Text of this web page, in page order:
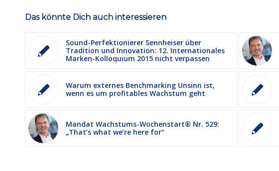
Das könnte Dich auch interessieren
Sound-Perfektionierer Sennheiser über
Tradition und Innovation: 12. Internationales
Marken-Kolloquium 2015 nicht verpassen
Warum externes Benchmarking Unsinn ist,
wenn es um profitables Wachstum geht
Mandat Wachstums-Wochenstart® Nr. 529:
„That’s what we’re here for“